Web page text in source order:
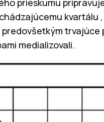
prieskumu
kvartálu
trvajúce
medializovali.